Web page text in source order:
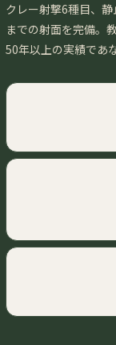
クレー射撃6種目、
までの射面を完備。
50年以上の実績であ